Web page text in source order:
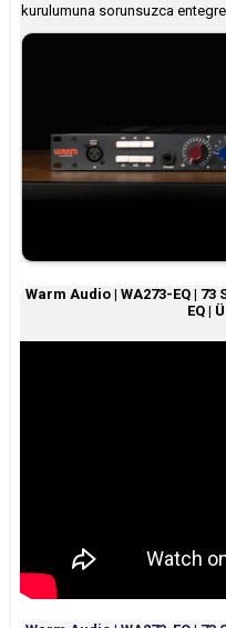
kurulumuna sorunsuzca
Warm Audio | WA273-EQ |
EQ |